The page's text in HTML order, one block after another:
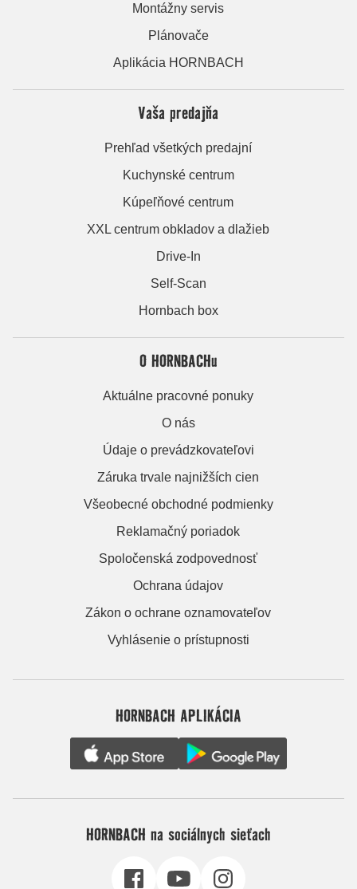
Montážny servis
Plánovače
Aplikácia HORNBACH
Vaša predajňa
Prehľad všetkých predajní
Kuchynské centrum
Kúpeľňové centrum
XXL centrum obkladov a dlažieb
Drive-In
Self-Scan
Hornbach box
O HORNBACHu
Aktuálne pracovné ponuky
O nás
Údaje o prevádzkovateľovi
Záruka trvale najnižších cien
Všeobecné obchodné podmienky
Reklamačný poriadok
Spoločenská zodpovednosť
Ochrana údajov
Zákon o ochrane oznamovateľov
Vyhlásenie o prístupnosti
HORNBACH APLIKÁCIA
HORNBACH na sociálnych sieťach